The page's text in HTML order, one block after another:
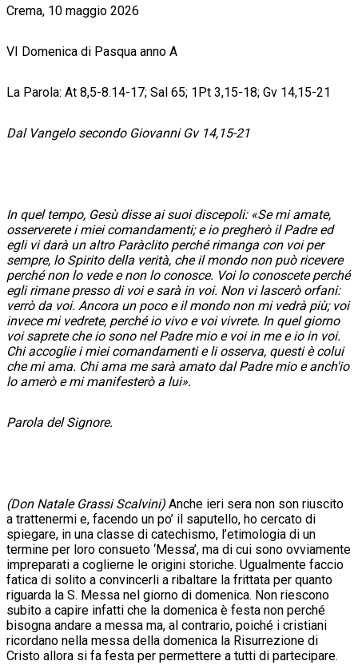
Crema, 10 maggio 2026
VI Domenica di Pasqua anno A
La Parola: ​At 8,5-8.14-17; Sal 65; 1Pt 3,15-18; Gv 14,15-21
Dal Vangelo secondo Giovanni ​Gv 14,15-21
In quel tempo, Gesù disse ai suoi discepoli: «Se mi amate,
osserverete i miei comandamenti; e io pregherò il Padre ed
egli vi darà un altro Paràclito perché rimanga con voi per
sempre, lo Spirito della verità, che il mondo non può ricevere
perché non lo vede e non lo conosce. Voi lo conoscete perché
egli rimane presso di voi e sarà in voi. Non vi lascerò orfani:
verrò da voi. Ancora un poco e il mondo non mi vedrà più; voi
invece mi vedrete, perché io vivo e voi vivrete. In quel giorno
voi saprete che io sono nel Padre mio e voi in me e io in voi.
Chi accoglie i miei comandamenti e li osserva, questi è colui
che mi ama. Chi ama me sarà amato dal Padre mio e anch'io
lo amerò e mi manifesterò a lui».
Parola del Signore.
(Don Natale Grassi Scalvini) Anche ieri sera non son riuscito
a trattenermi e, facendo un po’ il saputello, ho cercato di
spiegare, in una classe di catechismo, l’etimologia di un
termine per loro consueto ‘Messa’, ma di cui sono ovviamente
impreparati a coglierne le origini storiche. Ugualmente faccio
fatica di solito a convincerli a ribaltare la frittata per quanto
riguarda la S. Messa nel giorno di domenica. Non riescono
subito a capire infatti che la domenica è festa non perché
bisogna andare a messa ma, al contrario, poiché i cristiani
ricordano nella messa della domenica la Risurrezione di
Cristo allora si fa festa per permettere a tutti di partecipare.